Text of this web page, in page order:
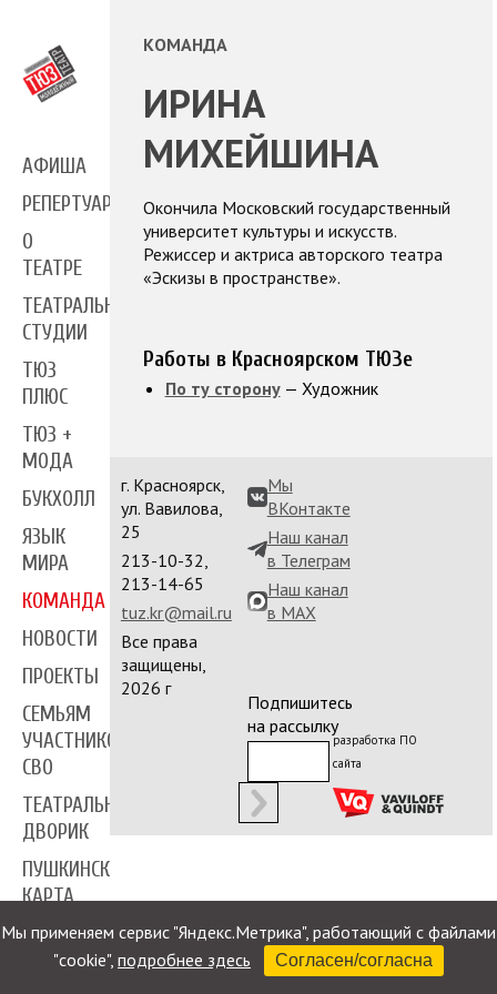
АФИША
РЕПЕРТУАР
О
ТЕАТРЕ
ТЕАТРАЛЬНЫЕ
СТУДИИ
ТЮЗ
ПЛЮС
ТЮЗ +
МОДА
БУКХОЛЛ
ЯЗЫК
МИРА
КОМАНДА
НОВОСТИ
ПРОЕКТЫ
СЕМЬЯМ
УЧАСТНИКОВ
СВО
ТЕАТРАЛЬНЫЙ
ДВОРИК
ПУШКИНСКАЯ
КАРТА
ПРЕССА
КОНТАКТЫ
КОМАНДА
ИРИНА
МИХЕЙШИНА
Окончила Московский государственный
университет культуры и искусств.
Режиссер и актриса авторского театра
«Эскизы в пространстве».
Работы в Красноярском ТЮЗе
По ту сторону— Художник
г. Красноярск,
ул. Вавилова,
25
213-10-32,
213-14-65
tuz.kr@mail.ru
Все права
защищены,
2026 г
Мы
ВКонтакте
Наш канал
в Телеграм
Наш канал
в MAX
Подпишитесь
на рассылку
разработка ПО
сайта
Мы применяем сервис "Яндекс.Метрика", работающий с файлами
"cookie", подробнее здесь Согласен/согласна